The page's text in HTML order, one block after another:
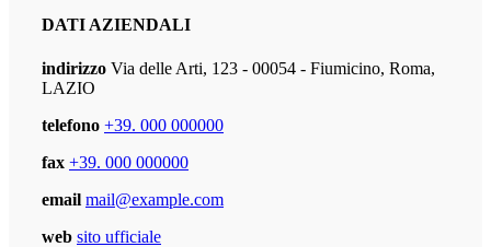
DATI AZIENDALI
indirizzo Via delle Arti, 123 - 00054 - Fiumicino, Roma,
LAZIO
telefono +39. 000 000000
fax +39. 000 000000
email mail@example.com
web sito ufficiale